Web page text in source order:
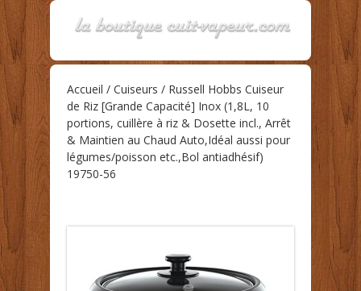
Accueil / Cuiseurs / Russell Hobbs Cuiseur
de Riz [Grande Capacité] Inox (1,8L, 10
portions, cuillère à riz & Dosette incl., Arrêt
& Maintien au Chaud Auto,Idéal aussi pour
légumes/poisson etc.,Bol antiadhésif)
19750-56